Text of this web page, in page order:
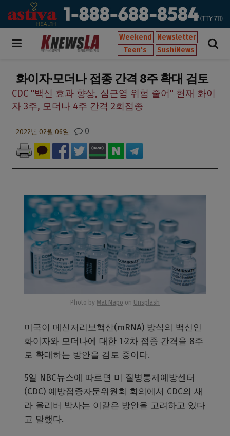
Weekend
Newsletter
Teen's
SushiNews
화이자∙모더나 접종 간격 8주 확대 검토
CDC "백신 효과 향상, 심근염 위험 줄어" 현재 화이
자 3주, 모더나 4주 간격 2회접종
2022년 02월 06일 0
Photo by Mat Napo on Unsplash
미국이 메신저리보핵산(mRNA) 방식의 백신인
화이자와 모더나에 대한 1·2차 접종 간격을 8주
로 확대하는 방안을 검토 중이다.
5일 NBC뉴스에 따르면 미 질병통제예방센터
(CDC) 예방접종자문위원회 회의에서 CDC의 새
라 올리버 박사는 이같은 방안을 고려하고 있다
고 말했다.